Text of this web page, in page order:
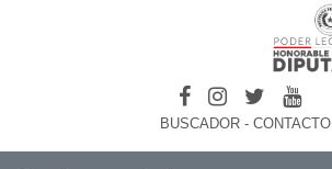
BUSCADOR - CONTACTO